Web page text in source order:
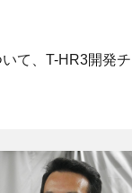
て、T-HR3開発